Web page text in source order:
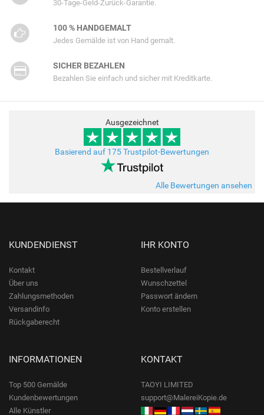
30-Tage-Geld-Zurück-Garantie.
100 % HANDGEMALT
Jedes Gemälde ist von Hand gemalt.
SICHER BEZAHLEN
Bezahlen Sie einfach und sicher mit Kreditkarte.
Ausgezeichnet
Basierend auf 175 Trustpilot-Bewertungen
Alle Bewertungen ansehen
KUNDENDIENST
Kontakt
Über uns
Zahlungsmethoden
Versandinfo
Rückgaberecht
IHR KONTO
Bestellverlauf
Wunschzettel
Passwort ändern
Konto erstellen
INFORMATIONEN
Top 500 Gemälde
Kundenbewertungen
Alle Künstler
KONTAKT
TAOYI LIMITED
support@MalereiKopie.de